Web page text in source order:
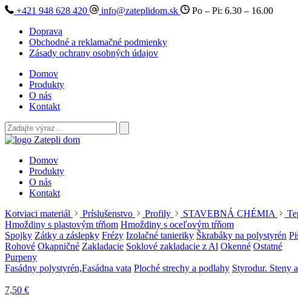
+421 948 628 420 info@zateplidom.sk
Po – Pi: 6.30 – 16.00
Doprava
Obchodné a reklamačné podmienky
Zásady ochrany osobných údajov
Domov
Produkty
O nás
Kontakt
Domov
Produkty
O nás
Kontakt
Kotviaci materiál
Príslušenstvo Profily STAVEBNÁ CHÉMIA
Hmoždiny s plastovým tŕňom Hmoždiny s oceľovým tŕňom
Spojky Zátky a záslepky Frézy Izolačné tanieriky Škrabáky na polystyrén
Rohové Okapničné Zakladacie Soklové zakladacie z Al Okenné Ostatné
Purpeny
Fasádny polystyrén,Fasádna vata Ploché strechy a podlahy Styrodur. Steny
7,50 €